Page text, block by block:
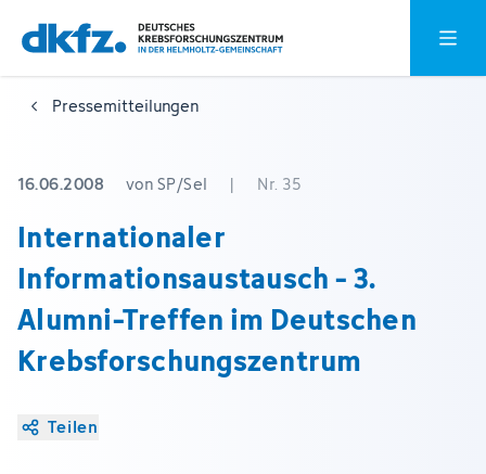
Zum
Hauptinhalt
springen
Zur
Fußzeile
springen
Pressemitteilungen
16.06.2008 von SP/Sel | Nr. 35
Internationaler
Informationsaustausch - 3.
Alumni-Treffen im Deutschen
Krebsforschungszentrum
Teilen